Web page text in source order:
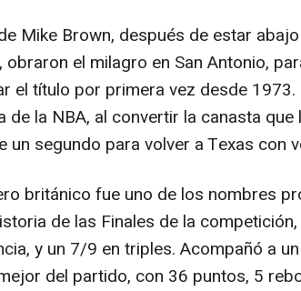
Mike Brown, después de estar
obraron el milagro en San Antonio,
el título por primera vez desde 1973.
de la NBA, al convertir la canasta
un segundo para volver a Texas con
británico fue uno de los nombres
de las Finales de la
y un 7/9 en triples. Acompañó a
del partido, con 36 puntos, 5